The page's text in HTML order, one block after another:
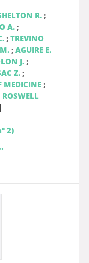
R.;
A.;
; TREVINO
; AGUIRE E.
J.;
Z.;
MEDICINE;
ROSWELL
|
2)